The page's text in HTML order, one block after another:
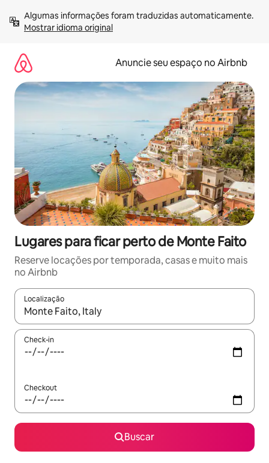
para
Mostrar idioma original
Anuncie seu espaço no Airbnb
Lugares para ficar perto de Monte Faito
Reserve locações por temporada, casas e muito mais
no Airbnb
Localização
Quando os resultados estiverem disponíveis, explore-os
Check-in
Checkout
Buscar